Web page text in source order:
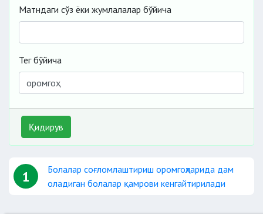
Матндаги сўз ёки жумлалалар бўйича
Тег бўйича
Қидирув
1
Болалар соғломлаштириш оромгоҳларида дам
оладиган болалар қамрови кенгайтирилади